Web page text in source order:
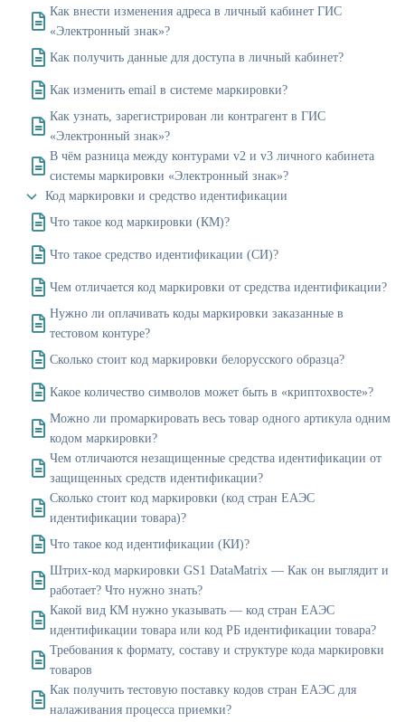
Как внести изменения адреса в личный кабинет ГИС
«Электронный знак»?
Как получить данные для доступа в личный кабинет?
Как изменить email в системе маркировки?
Как узнать, зарегистрирован ли контрагент в ГИС
«Электронный знак»?
В чём разница между контурами v2 и v3 личного кабинета
системы маркировки «Электронный знак»?
Код маркировки и средство идентификации
Что такое код маркировки (КМ)?
Что такое средство идентификации (СИ)?
Чем отличается код маркировки от средства идентификации?
Нужно ли оплачивать коды маркировки заказанные в
тестовом контуре?
Сколько стоит код маркировки белорусского образца?
Какое количество символов может быть в «криптохвосте»?
Можно ли промаркировать весь товар одного артикула одним
кодом маркировки?
Чем отличаются незащищенные средства идентификации от
защищенных средств идентификации?
Сколько стоит код маркировки (код стран ЕАЭС
идентификации товара)?
Что такое код идентификации (КИ)?
Штрих-код маркировки GS1 DataMatrix — Как он выглядит и
работает? Что нужно знать?
Какой вид КМ нужно указывать — код стран ЕАЭС
идентификации товара или код РБ идентификации товара?
Требования к формату, составу и структуре кода маркировки
товаров
Как получить тестовую поставку кодов стран ЕАЭС для
налаживания процесса приемки?